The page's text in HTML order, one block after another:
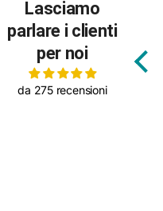
Lasciamo
parlare i clienti
per noi
da 275 recensioni